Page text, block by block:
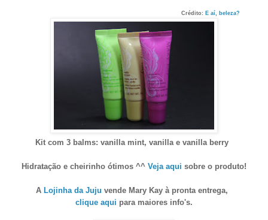
Crédito: E aí, beleza?
Kit com 3 balms: vanilla mint, vanilla e vanilla berry
H idratação e cheirinho ótimos ^^ Veja aqui sobre o produto!
A Lojinha da Juju vende Mary Kay àpronta entrega,
clique aqui para maiores info's.